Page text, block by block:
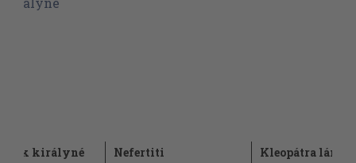
királyné Nefertiti Kleopátra lánya